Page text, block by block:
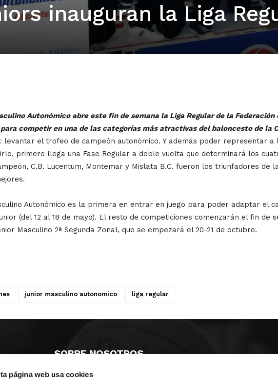
página web usa cookies
inauguran la Liga
Autonómico abre este fin de semana la Liga Regular de la Federación
competir en una de las categorías más atractivas del baloncesto de la
el trofeo de campeón autonómico. Y además poder representar a
primero llega una Fase Regular a doble vuelta que determinará los
C.B. Lucentum, Montemar y Mislata B.C. fueron los triunfadores de
Autonómico es la primera en entrar en juego para poder adaptar el
(del 12 al 18 de mayo). El resto de competiciones comenzarán el fin de
Masculino 2ª Segunda Zonal, que se empezará el 20-21 de octubre.
junior masculino autonomico liga regular
SOBRE NOSOTROS
CASTELLON